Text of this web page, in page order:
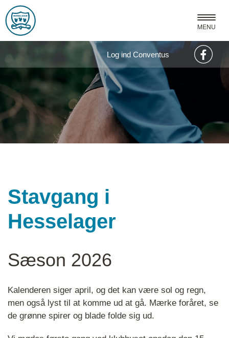
Log ind Conventus
Stavgang i
Hesselager
Sæson 2026
Kalenderen siger april, og det kan være sol og regn,
men også lyst til at komme ud at gå. Mærke foråret, se
de grønne spirer og blade folde sig ud.
MENU